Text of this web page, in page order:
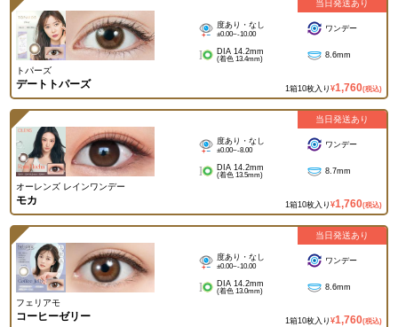
トパーズ
デートトパーズ
度あり・なし
±0.00~-10.00
ワンデー
DIA 14.2mm
(着色 13.4mm) 8.6mm
1箱10枚入り ¥1,760(税込)
当日発送あり
オーレンズ レインワンデー
モカ
度あり・なし
±0.00~-8.00
ワンデー
DIA 14.2mm
(着色 13.5mm) 8.7mm
1箱10枚入り ¥1,760(税込)
当日発送あり
フェリアモ
コーヒーゼリー
度あり・なし
±0.00~-10.00
ワンデー
DIA 14.2mm
(着色 13.0mm) 8.6mm
1箱10枚入り ¥1,760(税込)
当日発送あり